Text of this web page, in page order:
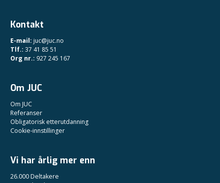
Kontakt
E-mail: juc@juc.no
Tlf.: 37 41 85 51
Org nr.: 927 245 167
Om JUC
Om JUC
Referanser
Obligatorisk etterutdanning
Cookie-innstillinger
Vi har årlig mer enn
26.000 Deltakere